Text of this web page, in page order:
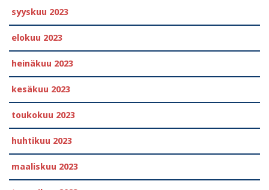
syyskuu 2023
elokuu 2023
heinäkuu 2023
kesäkuu 2023
toukokuu 2023
huhtikuu 2023
maaliskuu 2023